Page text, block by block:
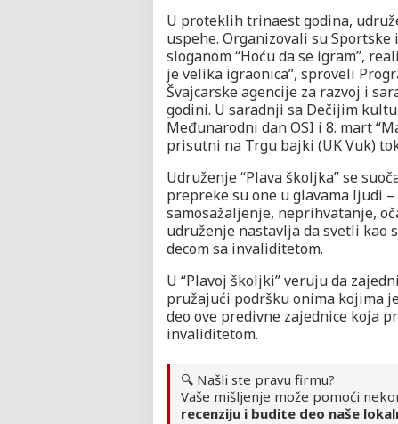
U proteklih trinaest godina,
uspehe. Organizovali su
sloganom “Hoću da se igram”,
je velika igraonica”, sproveli
Švajcarske agencije za razvoj i
godini. U saradnji sa Dečijim
Međunarodni dan OSI i 8. mart
prisutni na Trgu bajki (UK Vuk)
Udruženje “Plava školjka” se
prepreke su one u glavama ljudi
samosažaljenje, neprihvatanje,
udruženje nastavlja da svetli kao
decom sa invaliditetom.
U “Plavoj školjki” veruju da
pružajući podršku onima kojima
deo ove predivne zajednice koja
invaliditetom.
🔍 Našli ste pravu firmu?
Vaše mišljenje može pomoći
recenziju i budite deo naše